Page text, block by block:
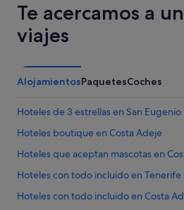
Te acercamos a
viajes
AlojamientosPaquetesCoches
Hoteles de 3 estrellas en San Eugenio
Hoteles boutique en Costa Adeje
Hoteles que aceptan mascotas en
Hoteles con todo incluido en Tenerife
Hoteles con todo incluido en Costa